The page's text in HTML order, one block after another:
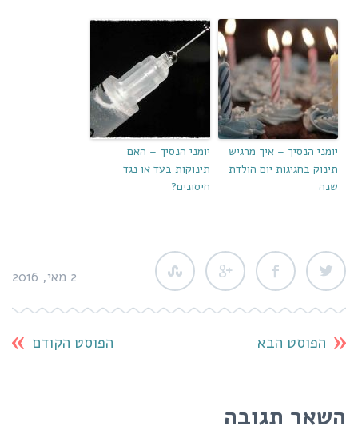
יומני הנסיך – איך מרגיש
תינוק בחגיגות יום הולדת
שנה
יומני הנסיך – האם
תינוקות בעד או נגד
חיסונים?
2 מאי, 2016
הפוסט הקודם הפוסט הבא
השאר תגובה